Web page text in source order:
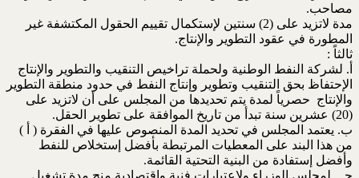
مصاحب.
مدة لاتزيد على (2) سنتين لإستكمال تقييم الحقول المكتشفة غير
المطورة في عقود التطوير والإنتاج.
ثالثاً :
أ. لشركة النفط الوطنية ولحملة تراخيص التنقيب والتطوير والإنتاج
الإحتفاظ بحق التنقيب وتطوير وإنتاج النفط في حدود منطقة التطوير
والإنتاج حصرياً لمدة يتم تحديدها من المجلس على أن لاتزيد على
(20) عشرين سنة تبدأ من تاريخ الموافقة على تطوير الحقل.
ب. يعتمد المجلس في تحديد المدة المنصوص عليها في الفقرة ( أ )
من هذا البند على المعطيات المرتبطة بأفضل إستخلاص للنفط
وأفضل إستفادة من البنية التحتية القائمة.